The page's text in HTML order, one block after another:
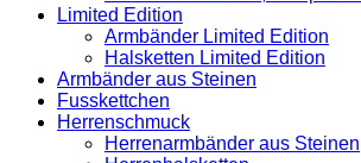
Limited Edition
Armbänder Limited Edition
Halsketten Limited Edition
Armbänder aus Steinen
Fusskettchen
Herrenschmuck
Herrenarmbänder aus Steinen